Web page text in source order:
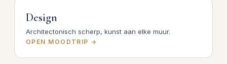
Design
Architectonisch scherp, kunst aan elke muur.
OPEN MOODTRIP →